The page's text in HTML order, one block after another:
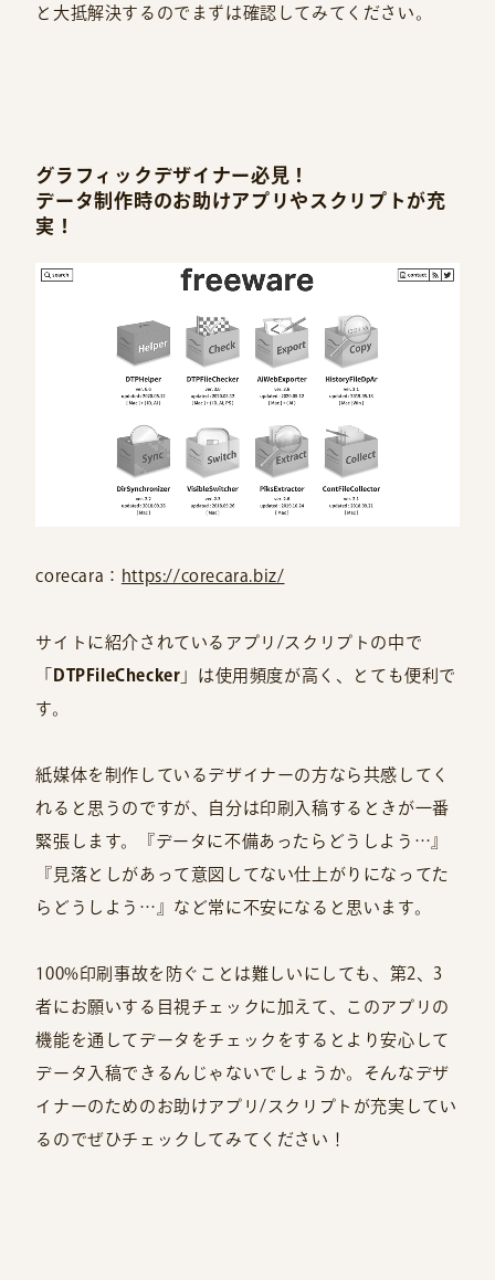
と大抵解決するのでまずは確認してみてください。
グラフィックデザイナー必見！
データ制作時のお助けアプリやスクリプトが充
実！
corecara： https://corecara.biz/
サイトに紹介されているアプリ/スクリプトの中で
「 DTPFileChecker 」は使用頻度が高く、とても便利で
す。
紙媒体を制作しているデザイナーの方なら共感してく
れると思うのですが、自分は印刷入稿するときが一番
緊張します。『データに不備あったらどうしよう…』
『見落としがあって意図してない仕上がりになってた
らどうしよう…』など常に不安になると思います。
100%印刷事故を防ぐことは難しいにしても、第2、3
者にお願いする目視チェックに加えて、このアプリの
機能を通してデータをチェックをするとより安心して
データ入稿できるんじゃないでしょうか。そんなデザ
イナーのためのお助けアプリ/スクリプトが充実してい
るのでぜひチェックしてみてください！